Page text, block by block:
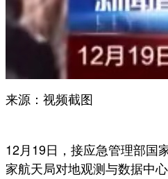
来源：视频截图
12月19日，接应急管理部国
家航天局对地观测与数据中